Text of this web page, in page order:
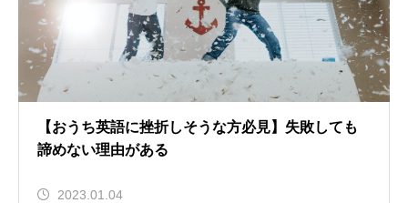
【おうち英語に挫折しそうな方必見】失敗しても
諦めない理由がある
2023.01.04